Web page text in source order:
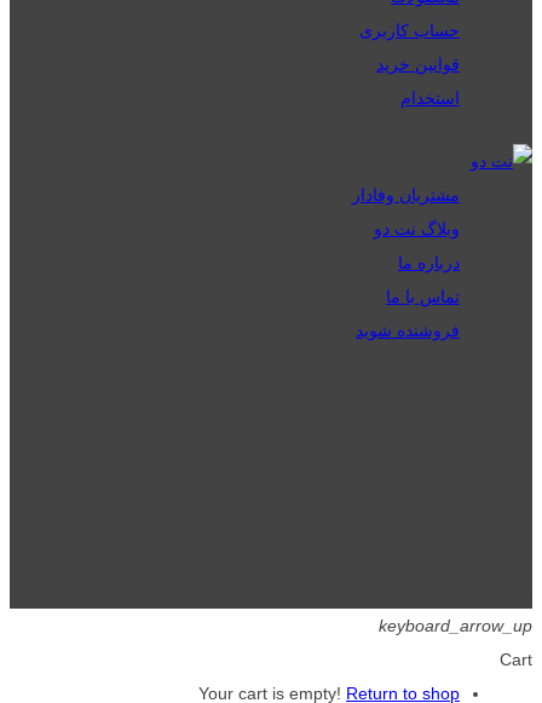
حساب کاربری
قوانین خرید
استخدام
مشتریان وفادار
وبلاگ نت دو
درباره ما
تماس با ما
فروشنده شوید
keyboard_arrow_up
Cart
Your cart is empty! Return to shop